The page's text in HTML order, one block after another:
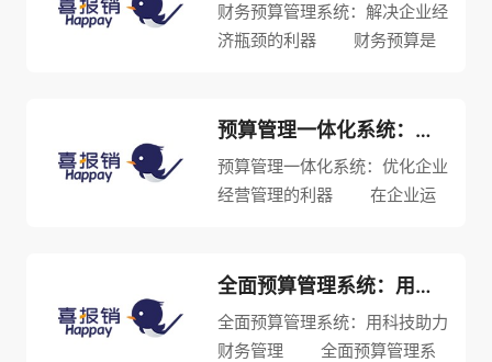
财务预算管理系统：解决企业经
济瓶颈的利器 财务预算是
期，更是显得重要。为了管理好
企业的财务预算，许多企业开始
采用财务预算管理系统。 ...
预算管理一体化系统：优化企业经营管理的利器
预算管理一体化系统：优化企业
经营管理的利器 在企业运
地制定预算计划，可以为企业提
供方向和指导，有利于企业降低
成本、提高效益、保持竞争优
全面预算管理系统：用科技助力财务管理
全面预算管理系统：用科技助力
财务管理 全面预算管理系